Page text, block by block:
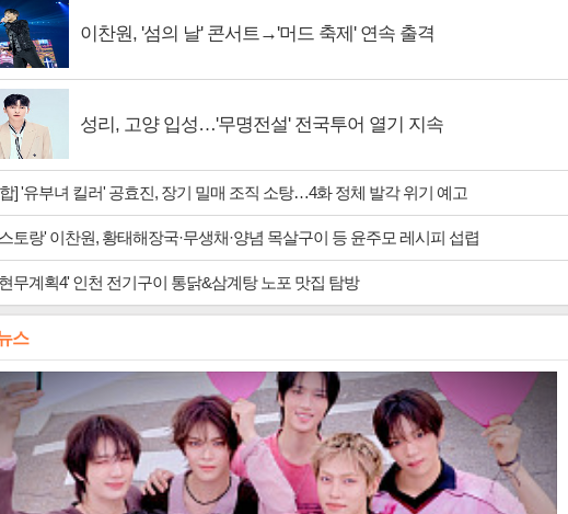
이찬원, '섬의 날' 콘서트→'머드 축제' 연속 출격
성리, 고양 입성…'무명전설' 전국투어 열기 지속
] '유부녀 킬러' 공효진, 장기 밀매 조직 소탕…4화 정체 발각 위기 예고
토랑' 이찬원, 황태해장국·무생채·양념 목살구이 등 윤주모 레시피 섭렵
무계획4' 인천 전기구이 통닭&삼계탕 노포 맛집 탐방
스